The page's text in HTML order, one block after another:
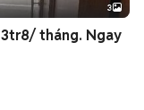
3
3tr8/ tháng. Ngay